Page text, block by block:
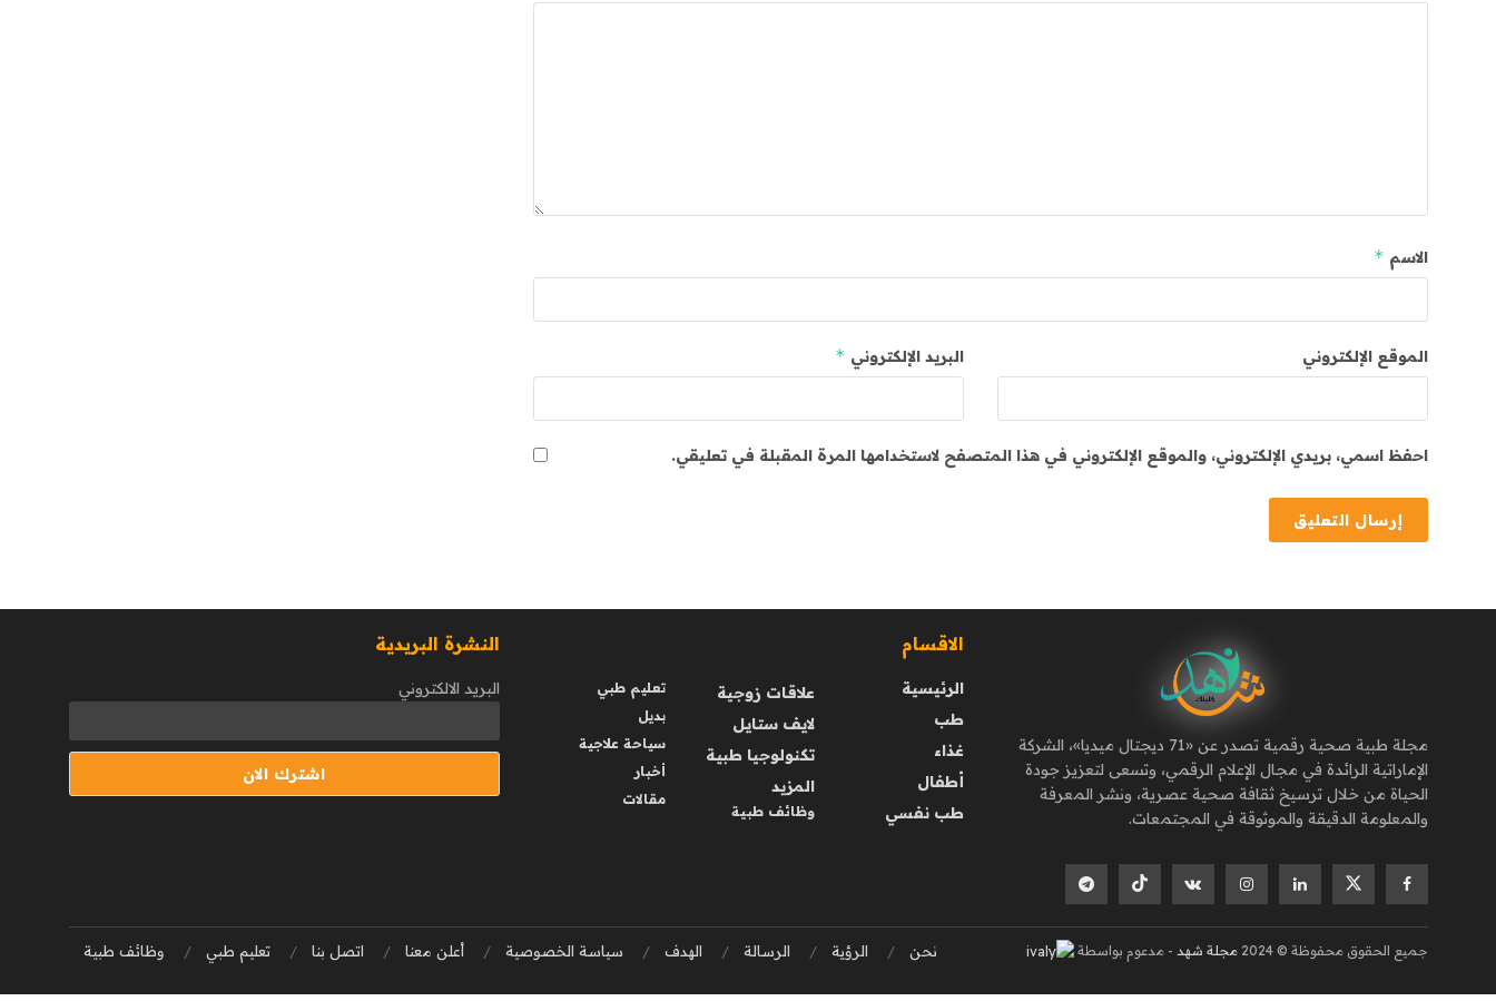
الاسم *
البريد الإلكتروني * الموقع الإلكتروني
احفظ اسمي، بريدي الإلكتروني، والموقع الإلكتروني في هذا المتصفح لاستخدامها المرة المقبلة في تعليقي.
مجلة طبية صحية رقمية تصدر عن «71 ديجتال ميديا»، الشركة
الإماراتية الرائدة في مجال الإعلام الرقمي، وتسعى لتعزيز جودة
الحياة من خلال ترسيخ ثقافة صحية عصرية، ونشر المعرفة
والمعلومة الدقيقة والموثوقة في المجتمعات.
الاقسام
الرئيسية
طب
غذاء
أطفال
طب نفسي
علاقات زوجية
لايف ستايل
تكنولوجيا طبية
المزيد
وظائف طبية
تعليم طبي
بديل
سياحة علاجية
أخبار
مقالات
النشرة البريدية
البريد الالكتروني
نحن الرؤية الرسالة الهدف سياسة الخصوصية أعلن معنا اتصل بنا تعليم طبي وظائف طبية جميع الحقوق محفوظة © 2024 مجلة شهد - مدعوم بواسطة